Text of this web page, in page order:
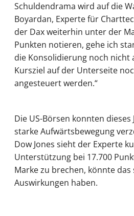
Schuldendrama wird auf die
Boyardan, Experte für
der Dax weiterhin unter der
Punkten notieren, gehe ich
die Konsolidierung noch nicht
Kursziel auf der Unterseite
angesteuert werden.“
Die US-Börsen konnten dieses
starke Aufwärtsbewegung
Dow Jones sieht der Experte
Unterstützung bei 17.700
Marke zu brechen, könnte
Auswirkungen haben.